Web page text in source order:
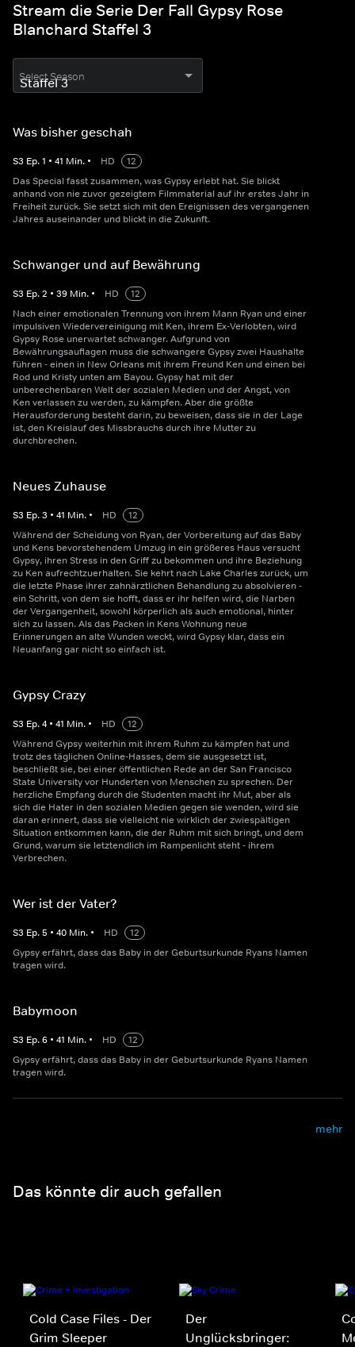
Stream die Serie Der Fall Gypsy Rose
Blanchard Staffel 3
Select Season
Was bisher geschah
S3 Ep.1 • 41 Min. • HD
12
Das Special fasst zusammen, was Gypsy erlebt hat. Sie blickt
anhand von nie zuvor gezeigtem Filmmaterial auf ihr erstes Jahr in
Freiheit zurück. Sie setzt sich mit den Ereignissen des vergangenen
Jahres auseinander und blickt in die Zukunft.
Schwanger und auf Bewährung
S3 Ep.2 • 39 Min. • HD
12
Nach einer emotionalen Trennung von ihrem Mann Ryan und einer
impulsiven Wiedervereinigung mit Ken, ihrem Ex-Verlobten, wird
Gypsy Rose unerwartet schwanger. Aufgrund von
Bewährungsauflagen muss die schwangere Gypsy zwei Haushalte
führen - einen in New Orleans mit ihrem Freund Ken und einen bei
Rod und Kristy unten am Bayou. Gypsy hat mit der
unberechenbaren Welt der sozialen Medien und der Angst, von
Ken verlassen zu werden, zu kämpfen. Aber die größte
Herausforderung besteht darin, zu beweisen, dass sie in der Lage
ist, den Kreislauf des Missbrauchs durch ihre Mutter zu
durchbrechen.
Neues Zuhause
S3 Ep.3 • 41 Min. • HD
12
Während der Scheidung von Ryan, der Vorbereitung auf das Baby
und Kens bevorstehendem Umzug in ein größeres Haus versucht
Gypsy, ihren Stress in den Griff zu bekommen und ihre Beziehung
zu Ken aufrechtzuerhalten. Sie kehrt nach Lake Charles zurück, um
die letzte Phase ihrer zahnärztlichen Behandlung zu absolvieren -
ein Schritt, von dem sie hofft, dass er ihr helfen wird, die Narben
der Vergangenheit, sowohl körperlich als auch emotional, hinter
sich zu lassen. Als das Packen in Kens Wohnung neue
Erinnerungen an alte Wunden weckt, wird Gypsy klar, dass ein
Neuanfang gar nicht so einfach ist.
Gypsy Crazy
S3 Ep.4 • 41 Min. • HD
12
Während Gypsy weiterhin mit ihrem Ruhm zu kämpfen hat und
trotz des täglichen Online-Hasses, dem sie ausgesetzt ist,
beschließt sie, bei einer öffentlichen Rede an der San Francisco
State University vor Hunderten von Menschen zu sprechen. Der
herzliche Empfang durch die Studenten macht ihr Mut, aber als
sich die Hater in den sozialen Medien gegen sie wenden, wird sie
daran erinnert, dass sie vielleicht nie wirklich der zwiespältigen
Situation entkommen kann, die der Ruhm mit sich bringt, und dem
Grund, warum sie letztendlich im Rampenlicht steht - ihrem
Verbrechen.
Wer ist der Vater?
S3 Ep.5 • 40 Min. • HD
12
Gypsy erfährt, dass das Baby in der Geburtsurkunde Ryans Namen
tragen wird.
Babymoon
S3 Ep.6 • 41 Min. • HD
12
Gypsy erfährt, dass das Baby in der Geburtsurkunde Ryans Namen
tragen wird.
mehr
Das könnte dir auch gefallen
Cold Case Files - Der
Grim Sleeper
Der
Unglücksbringer: